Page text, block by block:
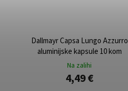
Dallmayr Capsa Lungo Azzurro
aluminijske kapsule 10 kom
Na zalihi
4,49 €